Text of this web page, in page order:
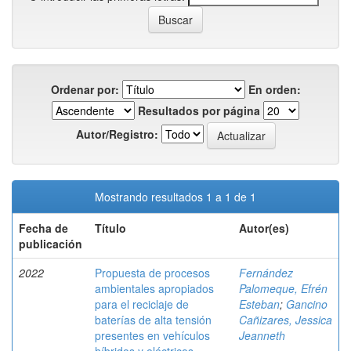
Ordenar por:
En orden:
Resultados por página
Autor/Registro:
Mostrando resultados 1 a 1 de 1
Fecha de
publicación
Título Autor(es)
2022
Propuesta de procesos
ambientales apropiados
para el reciclaje de
baterías de alta tensión
presentes en vehículos
Fernández
Palomeque, Efrén
Esteban; Gancino
Cañizares, Jessica
Jeanneth